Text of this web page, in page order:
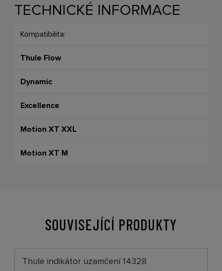
TECHNICKÉ INFORMACE
Kompatibilita:
Thule Flow
Dynamic
Excellence
Motion XT XXL
Motion XT M
SOUVISEJÍCÍ PRODUKTY
Thule indikátor uzamčení 14328